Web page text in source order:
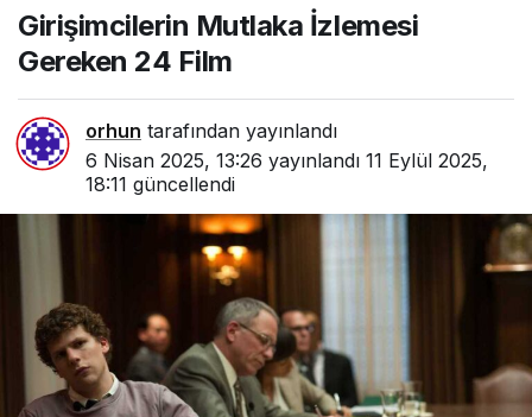
Girişimcilerin Mutlaka İzlemesi
Gereken 24 Film
orhun tarafından yayınlandı
6 Nisan 2025, 13:26 yayınlandı 11 Eylül 2025,
18:11 güncellendi